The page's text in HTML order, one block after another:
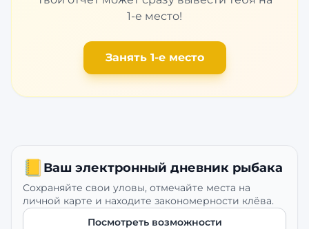
1-е место!
Занять 1-е место
📒 Ваш электронный дневник рыбака
Сохраняйте свои уловы, отмечайте места на
личной карте и находите закономерности клёва.
Посмотреть возможности